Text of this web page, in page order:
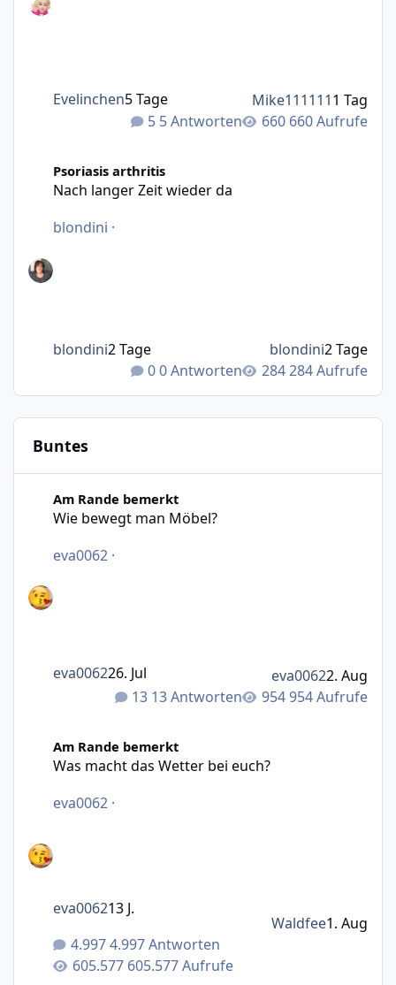
5 Antworten 660 Aufrufe
Evelinchen5 Tage Mike1111111 Tag
Psoriasis arthritis
Nach langer Zeit wieder da
blondini ·
0 Antworten 284 Aufrufe
blondini2 Tage blondini2 Tage
Buntes
Am Rande bemerkt
Wie bewegt man Möbel?
eva0062 ·
13 Antworten 954 Aufrufe
eva006226. Jul eva00622. Aug
Am Rande bemerkt
Was macht das Wetter bei euch?
eva0062 ·
4.997 Antworten
605.577 Aufrufe
eva006213 J.
Waldfee1. Aug